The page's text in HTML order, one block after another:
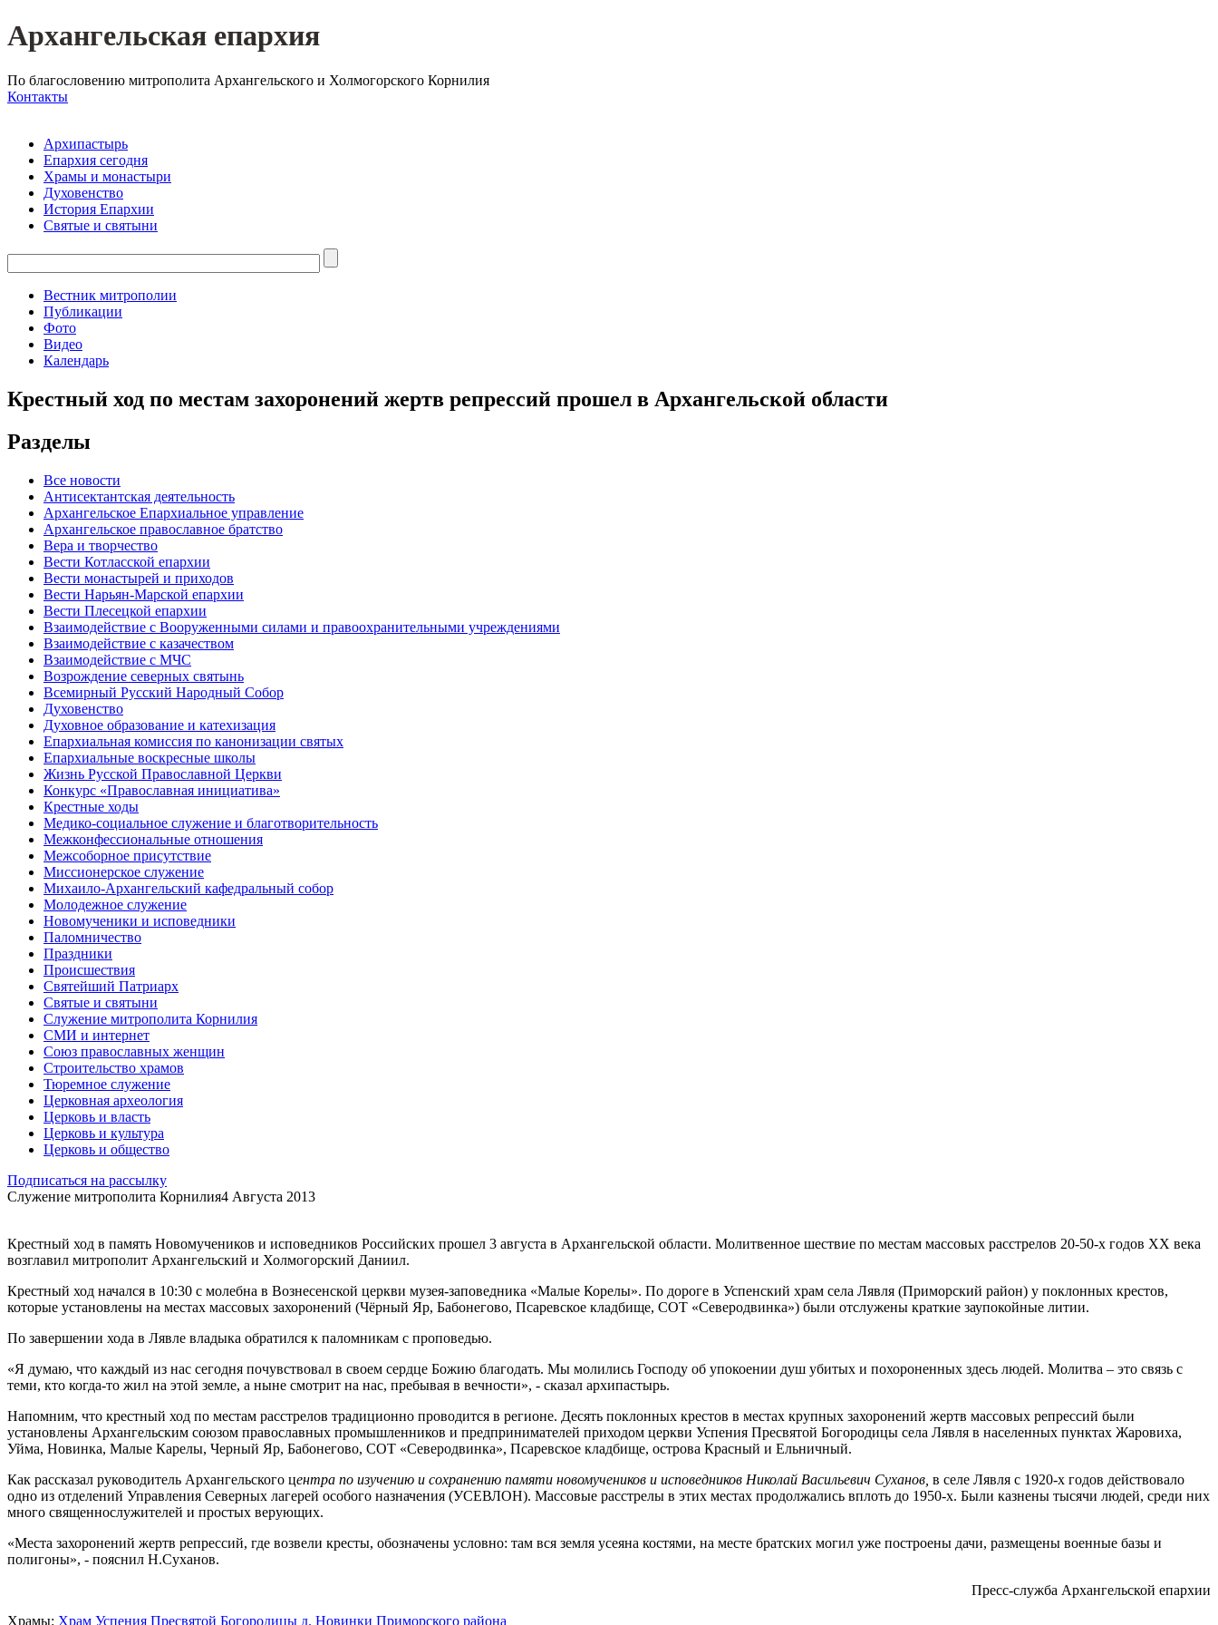
Архангельская епархия
По благословению митрополита Архангельского и Холмогорского Корнилия
Контакты
Архипастырь
Епархия сегодня
Храмы и монастыри
Духовенство
История Епархии
Святые и святыни
Вестник митрополии
Публикации
Фото
Видео
Календарь
Крестный ход по местам захоронений жертв репрессий прошел в Архангельской области
Разделы
Все новости
Антисектантская деятельность
Архангельское Епархиальное управление
Архангельское православное братство
Вера и творчество
Вести Котласской епархии
Вести монастырей и приходов
Вести Нарьян-Марской епархии
Вести Плесецкой епархии
Взаимодействие с Вооруженными силами и правоохранительными учреждениями
Взаимодействие с казачеством
Взаимодействие с МЧС
Возрождение северных святынь
Всемирный Русский Народный Собор
Духовенство
Духовное образование и катехизация
Епархиальная комиссия по канонизации святых
Епархиальные воскресные школы
Жизнь Русской Православной Церкви
Конкурс «Православная инициатива»
Крестные ходы
Медико-социальное служение и благотворительность
Межконфессиональные отношения
Межсоборное присутствие
Миссионерское служение
Михаило-Архангельский кафедральный собор
Молодежное служение
Новомученики и исповедники
Паломничество
Праздники
Происшествия
Святейший Патриарх
Святые и святыни
Служение митрополита Корнилия
СМИ и интернет
Союз православных женщин
Строительство храмов
Тюремное служение
Церковная археология
Церковь и власть
Церковь и культура
Церковь и общество
Подписаться на рассылку
Служение митрополита Корнилия4 Августа 2013
Крестный ход в память Новомучеников и исповедников Российских прошел 3 августа в Архангельской области. Молитвенное шествие по местам массовых расстрелов 20-50-х годов XX века
возглавил митрополит Архангельский и Холмогорский Даниил.
Крестный ход начался в 10:30 с молебна в Вознесенской церкви музея-заповедника «Малые Корелы». По дороге в Успенский храм села Лявля (Приморский район) у поклонных крестов,
которые установлены на местах массовых захоронений (Чёрный Яр, Бабонегово, Псаревское кладбище, СОТ «Северодвинка») были отслужены краткие заупокойные литии.
По завершении хода в Лявле владыка обратился к паломникам с проповедью.
«Я думаю, что каждый из нас сегодня почувствовал в своем сердце Божию благодать. Мы молились Господу об упокоении душ убитых и похороненных здесь людей. Молитва – это связь с
теми, кто когда-то жил на этой земле, а ныне смотрит на нас, пребывая в вечности», - сказал архипастырь.
Напомним, что крестный ход по местам расстрелов традиционно проводится в регионе. Десять поклонных крестов в местах крупных захоронений жертв массовых репрессий были
установлены Архангельским союзом православных промышленников и предпринимателей приходом церкви Успения Пресвятой Богородицы села Лявля в населенных пунктах Жаровиха,
Уйма, Новинка, Малые Карелы, Черный Яр, Бабонегово, СОТ «Северодвинка», Псаревское кладбище, острова Красный и Ельничный.
Как рассказал руководитель Архангельского центра по изучению и сохранению памяти новомучеников и исповедников Николай Васильевич Суханов, в селе Лявля с 1920-х годов действовало
одно из отделений Управления Северных лагерей особого назначения (УСЕВЛОН). Массовые расстрелы в этих местах продолжались вплоть до 1950-х. Были казнены тысячи людей, среди них
много священнослужителей и простых верующих.
«Места захоронений жертв репрессий, где возвели кресты, обозначены условно: там вся земля усеяна костями, на месте братских могил уже построены дачи, размещены военные базы и
полигоны», - пояснил Н.Суханов.
Пресс-служба Архангельской епархии
Храмы: Храм Успения Пресвятой Богородицы д. Новинки Приморского района